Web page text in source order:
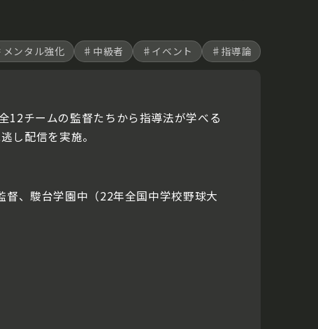
ンタル強化 ♯中級者 ♯イベント ♯指導論
12チームの監督たちから指導法が学べる
し配信を実施。
、駿台学園中（22年全国中学校野球大